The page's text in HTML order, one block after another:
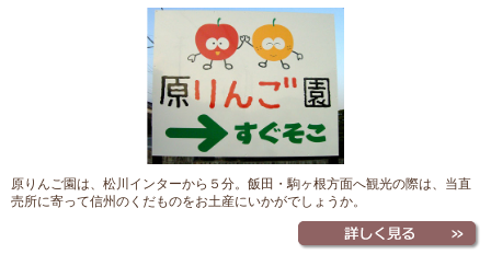
原りんご園は、松川インターから５分。飯田・駒ヶ根方面へ観光の際は、当直
売所に寄って信州のくだものをお土産にいかがでしょうか。